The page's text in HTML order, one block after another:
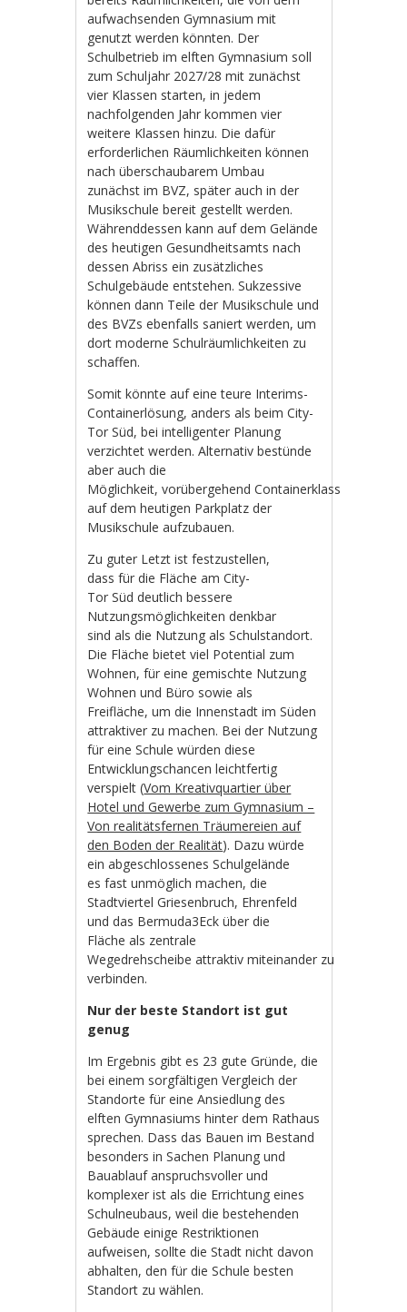
aufwachsenden Gymnasium mit
genutzt werden könnten. Der
Schulbetrieb im elften Gymnasium soll
zum Schuljahr 2027/28 mit zunächst
vier Klassen starten, in jedem
nachfolgenden Jahr kommen vier
weitere Klassen hinzu. Die dafür
erforderlichen Räumlichkeiten können
nach überschaubarem Umbau
zunächst im BVZ, später auch in der
Musikschule bereit gestellt werden.
Währenddessen kann auf dem Gelände
des heutigen Gesundheitsamts nach
dessen Abriss ein zusätzliches
Schulgebäude entstehen. Sukzessive
können dann Teile der Musikschule und
des BVZs ebenfalls saniert werden, um
dort moderne Schulräumlichkeiten zu
schaffen.
Somit könnte auf eine teure Interims-
Containerlösung, anders als beim City-
Tor Süd, bei intelligenter Planung
verzichtet werden. Alternativ bestünde
aber auch die
Möglichkeit, vorübergehend Containerklassen
auf dem heutigen Parkplatz der
Musikschule aufzubauen.
Zu guter Letzt ist festzustellen,
dass für die Fläche am City-
Tor Süd deutlich bessere
Nutzungsmöglichkeiten denkbar
sind als die Nutzung als Schulstandort.
Die Fläche bietet viel Potential zum
Wohnen, für eine gemischte Nutzung
Wohnen und Büro sowie als
Freifläche, um die Innenstadt im Süden
attraktiver zu machen. Bei der Nutzung
für eine Schule würden diese
Entwicklungschancen leichtfertig
verspielt (Vom Kreativquartier über
Hotel und Gewerbe zum Gymnasium –
Von realitätsfernen Träumereien auf
den Boden der Realität). Dazu würde
ein abgeschlossenes Schulgelände
es fast unmöglich machen, die
Stadtviertel Griesenbruch, Ehrenfeld
und das Bermuda3Eck über die
Fläche als zentrale
Wegedrehscheibe attraktiv miteinander zu
verbinden.
Nur der beste Standort ist gut
genug
Im Ergebnis gibt es 23 gute Gründe, die
bei einem sorgfältigen Vergleich der
Standorte für eine Ansiedlung des
elften Gymnasiums hinter dem Rathaus
sprechen. Dass das Bauen im Bestand
besonders in Sachen Planung und
Bauablauf anspruchsvoller und
komplexer ist als die Errichtung eines
Schulneubaus, weil die bestehenden
Gebäude einige Restriktionen
aufweisen, sollte die Stadt nicht davon
abhalten, den für die Schule besten
Standort zu wählen.